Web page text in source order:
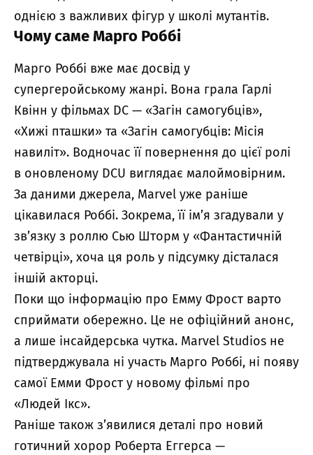
однією з важливих фігур у школі мутантів.
Чому саме Марго Роббі
Марго Роббі вже має досвід у
супергеройському жанрі. Вона грала Гарлі
Квінн у фільмах DC — «Загін самогубців»,
«Хижі пташки» та «Загін самогубців: Місія
навиліт». Водночас її повернення до цієї ролі
в оновленому DCU виглядає малоймовірним.
За даними джерела, Marvel уже раніше
цікавилася Роббі. Зокрема, її ім’я згадували у
зв’язку з роллю Сью Шторм у «Фантастичній
четвірці», хоча ця роль у підсумку дісталася
іншій акторці.
Поки що інформацію про Емму Фрост варто
сприймати обережно. Це не офіційний анонс,
а лише інсайдерська чутка. Marvel Studios не
підтверджувала ні участь Марго Роббі, ні появу
самої Емми Фрост у новому фільмі про
«Людей Ікс».
Раніше також з’явилися деталі про новий
готичний хорор Роберта Еггерса —